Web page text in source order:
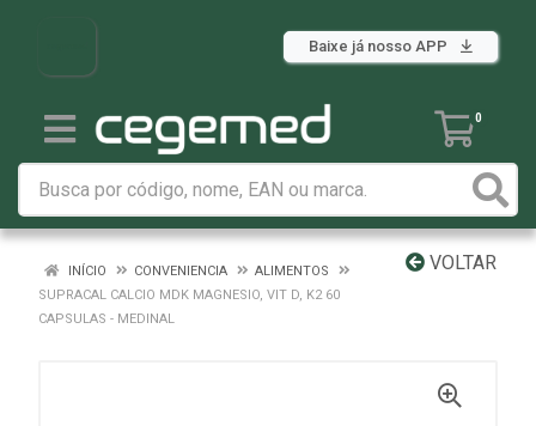
Baixe já nosso APP
0
VOLTAR
INÍCIO CONVENIENCIA
ALIMENTOS
SUPRACAL CALCIO MDK MAGNESIO, VIT D, K2 60
CAPSULAS - MEDINAL